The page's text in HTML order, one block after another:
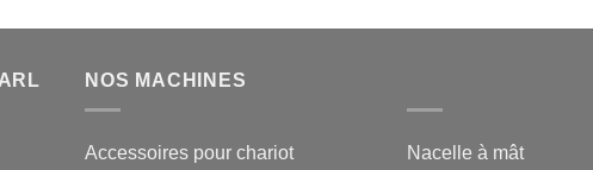
NOS MACHINES
Accessoires pour chariot
Nacelle à mât